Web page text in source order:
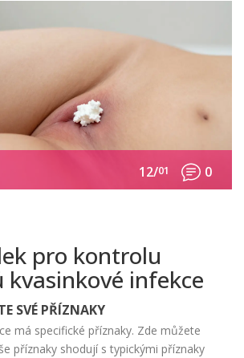
12/01 0
pro kontrolu
kvasinkové infekce
SVÉ PŘÍZNAKY
má specifické příznaky. Zde můžete
příznaky shodují s typickými příznaky